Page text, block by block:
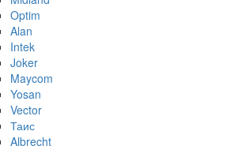
Optim
Alan
Intek
Joker
Maycom
Yosan
Vector
Таис
Albrecht